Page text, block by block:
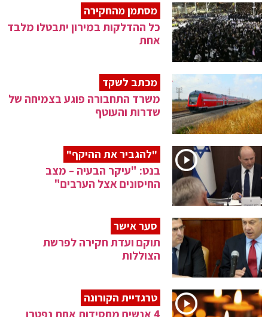
מסתמן מהחקירה
כל ההדלקות במירון יתבטלו מלבד
אחת
מכתב לשקד
משרד התחבורה פוגע בצמיחה של
שדרות והעוטף
"להגביר את ההיקף"
בנט: "עיקר הבעיה – מצב
החיסונים אצל הערבים"
סער אישר
תוקם ועדת חקירה לפרשת
הצוללות
טרגדיית הקורונה